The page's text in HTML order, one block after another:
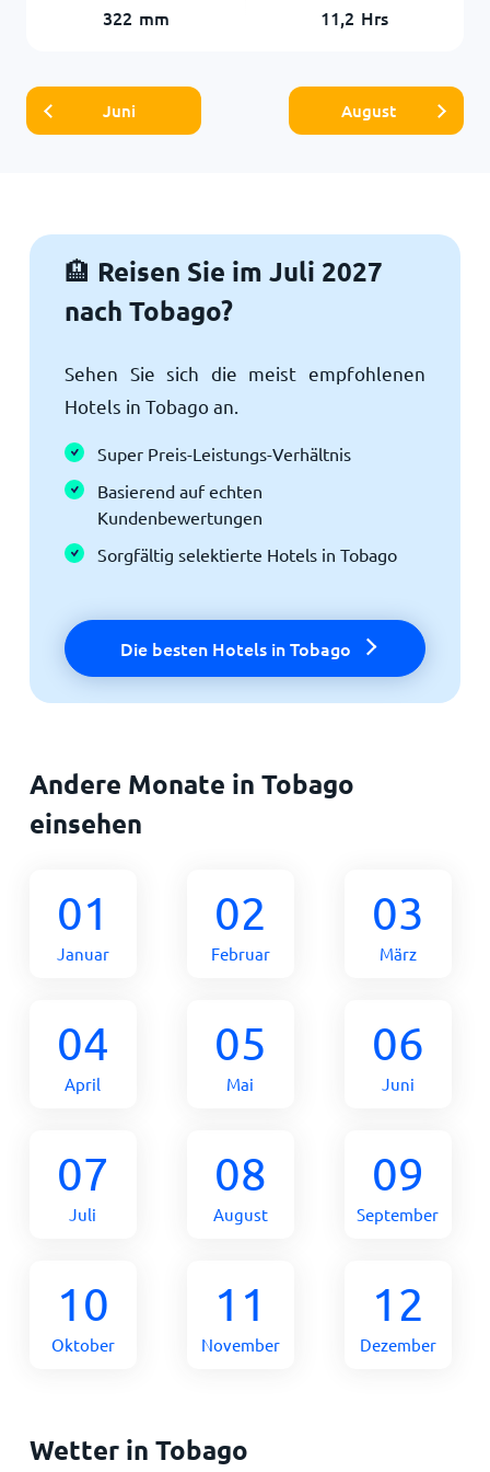
322 mm 11,2 Hrs
Juni August
🏨 Reisen Sie im Juli 2027
nach Tobago?
Sehen Sie sich die meist empfohlenen
Hotels in Tobago an.
Super Preis-Leistungs-Verhältnis
Basierend auf echten
Kundenbewertungen
Sorgfältig selektierte Hotels in Tobago
Die besten Hotels in Tobago
Andere Monate in Tobago
einsehen
01
Januar
02
Februar
03
März
04
April
05
Mai
06
Juni
07
Juli
08
August
09
September
10
Oktober
11
November
12
Dezember
Wetter in Tobago